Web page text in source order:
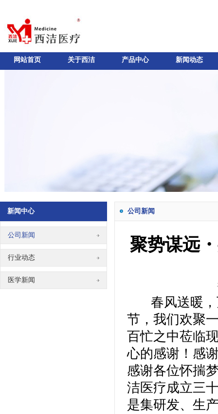
网站首页 关于西洁 产品中心 新闻动态
新闻中心
公司新闻
行业动态
医学新闻
公司新闻
聚势谋远
春风送暖，
节，我们欢聚
百忙之中莅临
心的感谢！感
感谢各位怀揣
洁医疗成立三
是集研发、生